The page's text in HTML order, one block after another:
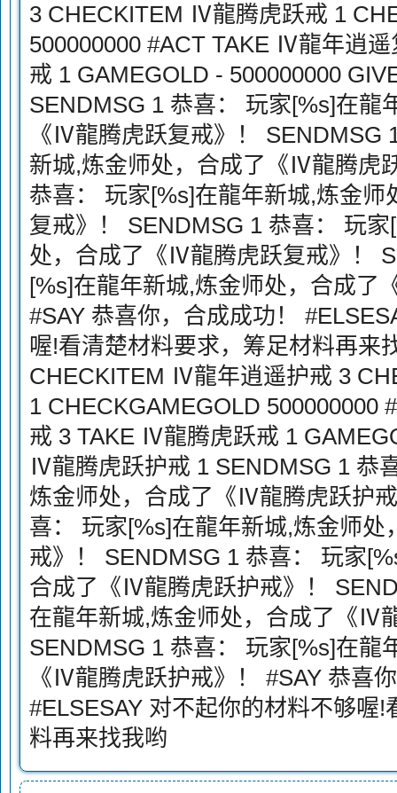
3 CHECKITEM Ⅳ龍腾虎跃戒 1
500000000 #ACT TAKE Ⅳ龍年逍
戒 1 GAMEGOLD - 500000000
SENDMSG 1 恭喜： 玩家[%s]在龍
《Ⅳ龍腾虎跃复戒》！ SENDMSG
新城,炼金师处，合成了《Ⅳ龍腾虎
恭喜： 玩家[%s]在龍年新城,炼金
复戒》！ SENDMSG 1 恭喜： 玩
处，合成了《Ⅳ龍腾虎跃复戒》！
[%s]在龍年新城,炼金师处，合成了
#SAY 恭喜你，合成成功！
喔!看清楚材料要求，筹足材料再来
CHECKITEM Ⅳ龍年逍遥护戒 3
1 CHECKGAMEGOLD 500000000
戒 3 TAKE Ⅳ龍腾虎跃戒 1
Ⅳ龍腾虎跃护戒 1 SENDMSG 1 恭
炼金师处，合成了《Ⅳ龍腾虎跃护
喜： 玩家[%s]在龍年新城,炼金师
戒》！ SENDMSG 1 恭喜： 玩家
合成了《Ⅳ龍腾虎跃护戒》！
在龍年新城,炼金师处，合成了《Ⅳ
SENDMSG 1 恭喜： 玩家[%s]在龍
《Ⅳ龍腾虎跃护戒》！ #SAY 恭喜
#ELSESAY 对不起你的材料不够喔
料再来找我哟